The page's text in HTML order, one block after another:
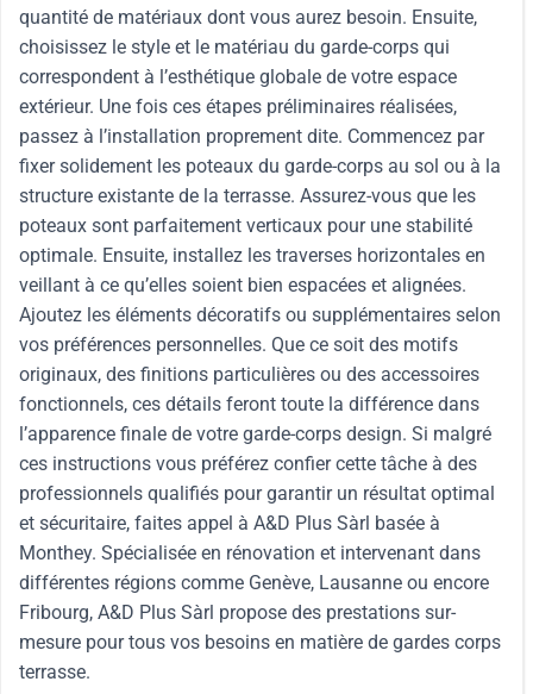
quantité de matériaux dont vous aurez besoin. Ensuite,
choisissez le style et le matériau du garde-corps qui
correspondent à l’esthétique globale de votre espace
extérieur. Une fois ces étapes préliminaires réalisées,
passez à l’installation proprement dite. Commencez par
fixer solidement les poteaux du garde-corps au sol ou à la
structure existante de la terrasse. Assurez-vous que les
poteaux sont parfaitement verticaux pour une stabilité
optimale. Ensuite, installez les traverses horizontales en
veillant à ce qu’elles soient bien espacées et alignées.
Ajoutez les éléments décoratifs ou supplémentaires selon
vos préférences personnelles. Que ce soit des motifs
originaux, des finitions particulières ou des accessoires
fonctionnels, ces détails feront toute la différence dans
l’apparence finale de votre garde-corps design. Si malgré
ces instructions vous préférez confier cette tâche à des
professionnels qualifiés pour garantir un résultat optimal
et sécuritaire, faites appel à A&D Plus Sàrl basée à
Monthey. Spécialisée en rénovation et intervenant dans
différentes régions comme Genève, Lausanne ou encore
Fribourg, A&D Plus Sàrl propose des prestations sur-
mesure pour tous vos besoins en matière de gardes corps
terrasse.